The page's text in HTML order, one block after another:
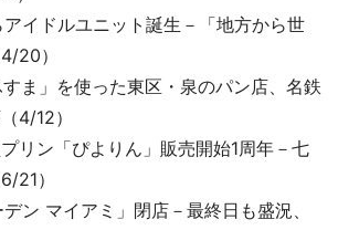
イドルユニット誕生－「地方から世
20）
ま」を使った東区・泉のパン店、名鉄
4/12）
リン「ぴよりん」販売開始1周年－七
21）
ン マイアミ」閉店－最終日も盛況、